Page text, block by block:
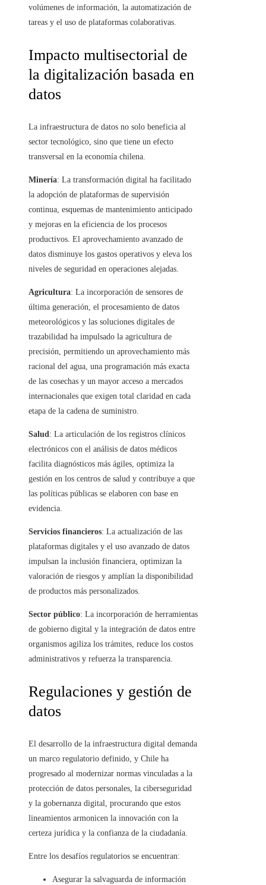
volúmenes de información, la automatización de
tareas y el uso de plataformas colaborativas.
Impacto multisectorial de
la digitalización basada en
datos
La infraestructura de datos no solo beneficia al
sector tecnológico, sino que tiene un efecto
transversal en la economía chilena.
Minería: La transformación digital ha facilitado
la adopción de plataformas de supervisión
continua, esquemas de mantenimiento anticipado
y mejoras en la eficiencia de los procesos
productivos. El aprovechamiento avanzado de
datos disminuye los gastos operativos y eleva los
niveles de seguridad en operaciones alejadas.
Agricultura: La incorporación de sensores de
última generación, el procesamiento de datos
meteorológicos y las soluciones digitales de
trazabilidad ha impulsado la agricultura de
precisión, permitiendo un aprovechamiento más
racional del agua, una programación más exacta
de las cosechas y un mayor acceso a mercados
internacionales que exigen total claridad en cada
etapa de la cadena de suministro.
Salud: La articulación de los registros clínicos
electrónicos con el análisis de datos médicos
facilita diagnósticos más ágiles, optimiza la
gestión en los centros de salud y contribuye a que
las políticas públicas se elaboren con base en
evidencia.
Servicios financieros: La actualización de las
plataformas digitales y el uso avanzado de datos
impulsan la inclusión financiera, optimizan la
valoración de riesgos y amplían la disponibilidad
de productos más personalizados.
Sector público: La incorporación de herramientas
de gobierno digital y la integración de datos entre
organismos agiliza los trámites, reduce los costos
administrativos y refuerza la transparencia.
Regulaciones y gestión de
datos
El desarrollo de la infraestructura digital demanda
un marco regulatorio definido, y Chile ha
progresado al modernizar normas vinculadas a la
protección de datos personales, la ciberseguridad
y la gobernanza digital, procurando que estos
lineamientos armonicen la innovación con la
certeza jurídica y la confianza de la ciudadanía.
Entre los desafíos regulatorios se encuentran:
Asegurar la salvaguarda de información